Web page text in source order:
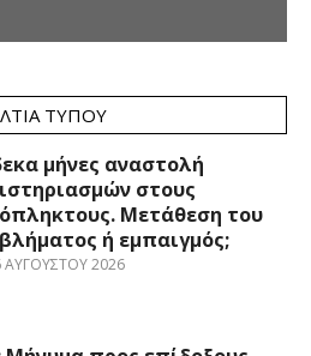
ΤΎΠΟΥ
μήνες αναστολή
στους
Μετάθεση του
ή εμπαιγμός;
ΑΥΓΟΎΣΤΟΥ 2026